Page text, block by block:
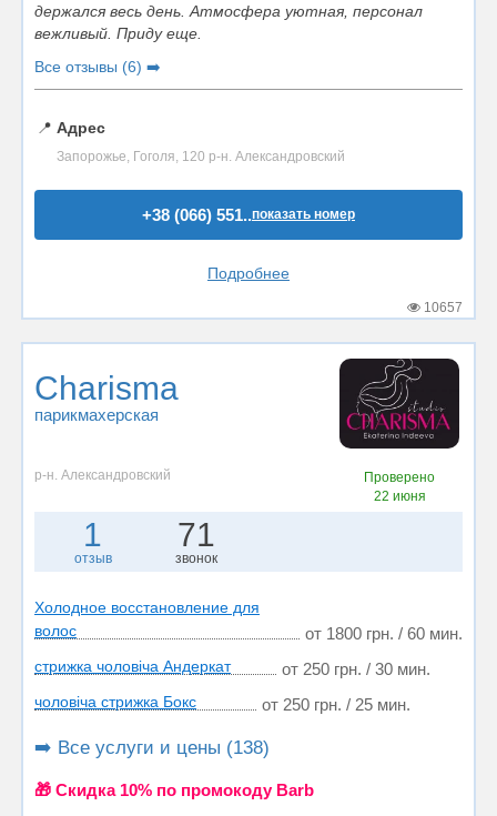
держался весь день. Атмосфера уютная, персонал
вежливый. Приду еще.
Все отзывы (6) ➡️
📍 Адрес
Запорожье, Гоголя, 120 р-н. Александровский
+38 (066) 551..показать номер
Подробнее
10657
Charisma
парикмахерская
р-н. Александровский
Проверено
22 июня
1
отзыв
71
звонок
Холодное восстановление для
волос
от 1800 грн. / 60 мин.
стрижка чоловіча Андеркат от 250 грн. / 30 мин.
чоловіча стрижка Бокс от 250 грн. / 25 мин.
➡️ Все услуги и цены (138)
🎁 Cкидка 10% по промокоду Barb